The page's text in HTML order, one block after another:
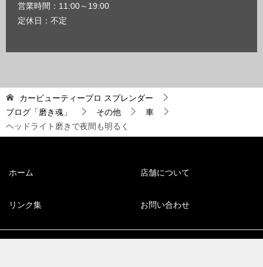
営業時間：11:00～19:00
定休日：不定
カービューティープロ スプレンダー
ブログ「磨き魂」
その他
車
ヘッドライト磨きで夜間も明るく
ホーム 店舗について
リンク集 お問い合わせ